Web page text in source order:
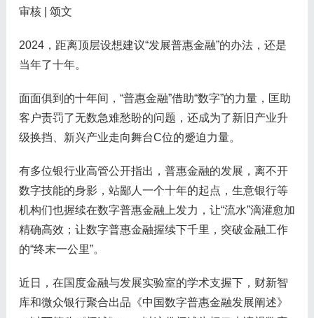
审核 | 颂文
2024，距离顶层设想建议“发展普惠金融”的办法，还是
当年了十年。
面面俱到的十年间，“普惠金融”借助“数字”的力量，匡助
客户责罚了无数急难愁盼的问题，还成为了新旧产业升
级换挡、新兴产业走向舞台C位的蹙迫力量。
有多位银行业高管公开指出，普惠金融的发展，离不开
数字技能的身影，站鄙人一个十年的起点，生意银行等
机构们也握续在数字普惠金融上发力，让“流水”滴灌愈加
精确高效；让数字普惠金融握续下千里，突破金融工作
的“终末一公里”。
近日，在国度金融与发展实验室的学术支握下，财新智
库和微众银行聚合出品《中国数字普惠金融发展阐述》